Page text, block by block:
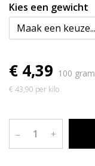
Kies een gewicht
€ 4,39 100 gram
€ 43,90 per kilo
– +